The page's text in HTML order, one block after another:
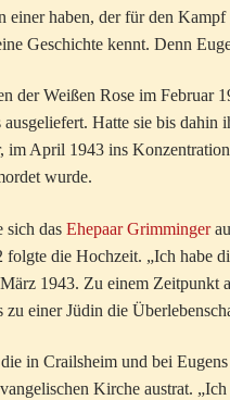
einer haben, der für den
Geschichte kennt. Denn
der Weißen Rose im Februar
ausgeliefert. Hatte sie bis
im April 1943 ins
wurde.
sich das Ehepaar Grimminger
folgte die Hochzeit. „Ich habe
1943. Zu einem Zeitpunkt
zu einer Jüdin die
in Crailsheim und bei
Kirche austrat.